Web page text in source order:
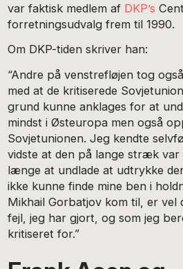
var faktisk medlem af DKP’s
forretningsudvalg frem til 1990.
Om DKP-tiden skriver han:
“Andre på venstrefløjen tog
med at de kritiserede
grund kunne anklages for at
mindst i Østeuropa men også
Sovjetunionen. Jeg kendte
vidste at den på lange stræk
længe at undlade at udtrykke
ikke kunne finde mine ben i
Mikhail Gorbatjov kom til, er vel
fejl, jeg har gjort, og som jeg
kritiseret for.”